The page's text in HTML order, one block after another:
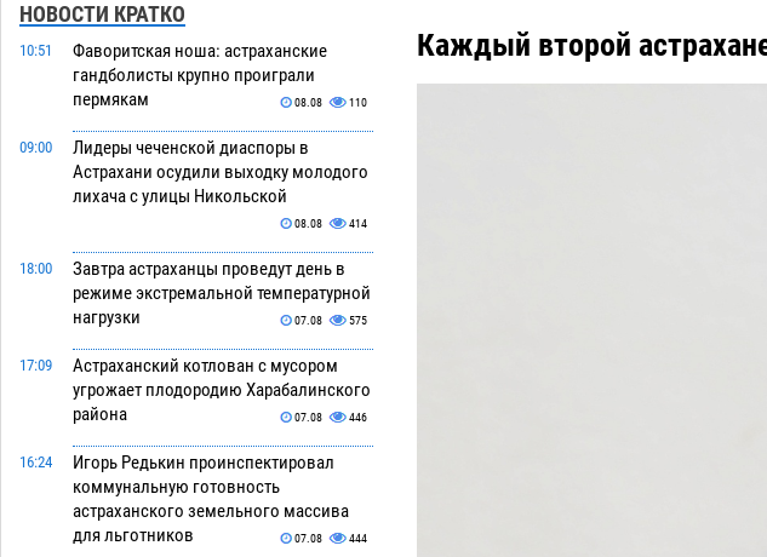
НОВОСТИ КРАТКО
10:51
Фаворитская ноша: астраханские
гандболисты крупно проиграли
пермякам
08.08 110
09:00
Лидеры чеченской диаспоры в
Астрахани осудили выходку молодого
лихача с улицы Никольской
08.08 414
18:00
Завтра астраханцы проведут день в
режиме экстремальной температурной
нагрузки
07.08 575
17:09
Астраханский котлован с мусором
угрожает плодородию Харабалинского
района
07.08 446
16:24
Игорь Редькин проинспектировал
коммунальную готовность
астраханского земельного массива
для льготников
07.08 444
Каждый второй